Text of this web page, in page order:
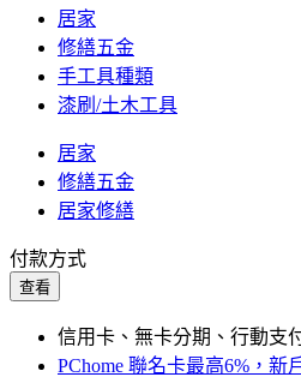
居家
修繕五金
手工具種類
漆刷/土木工具
居家
修繕五金
居家修繕
付款方式
查看
信用卡、無卡分期、行動支
PChome 聯名卡最高6%，新